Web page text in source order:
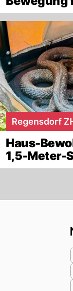
Regensdorf
Haus-
1,5-Meter-